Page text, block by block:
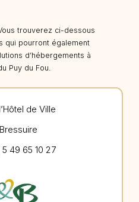
trouverez ci-dessous
qui pourront également
d’hébergements à
Puy du Fou.
de Ville
49 65 10 27